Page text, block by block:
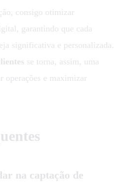
consigo otimizar
garantindo que cada
significativa e personalizada.
se torna, assim, uma
operações e maximizar
na captação de